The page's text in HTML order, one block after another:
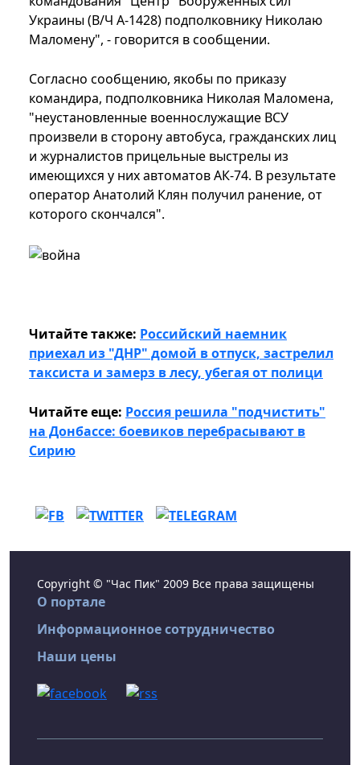
Украины (В/Ч А-1428) подполковнику Николаю
Маломену", - говорится в сообщении.
Согласно сообщению, якобы по приказу
командира, подполковника Николая Маломена,
"неустановленные военнослужащие ВСУ
произвели в сторону автобуса, гражданских лиц
и журналистов прицельные выстрелы из
имеющихся у них автоматов АК-74. В результате
оператор Анатолий Клян получил ранение, от
которого скончался".
Читайте также: Российский наемник
приехал из "ДНР" домой в отпуск, застрелил
таксиста и замерз в лесу, убегая от полици
Читайте еще: Россия решила "подчистить"
на Донбассе: боевиков перебрасывают в
Сирию
Copyright © "Час Пик" 2009 Все права защищены
О портале
Информационное сотрудничество
Наши цены